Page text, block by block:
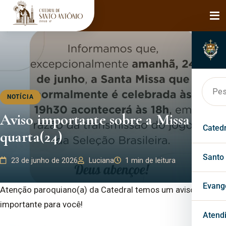
NOTÍCIA
Aviso importante sobre a Missa desta
quarta(24)
23 de junho de 2026 Luciana 1 min de leitura
Atenção paroquiano(a) da Catedral temos um aviso
importante para você!